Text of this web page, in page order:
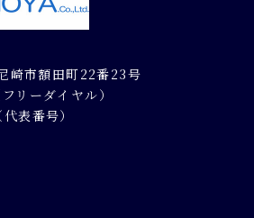
市額田町22番23号
リーダイヤル）
表番号）